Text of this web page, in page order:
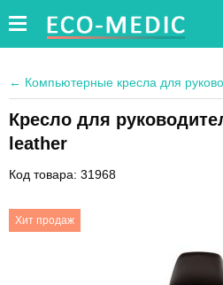
← Компьютерные кресла для
Кресло для
leather
Код товара: 31968
Хит продаж